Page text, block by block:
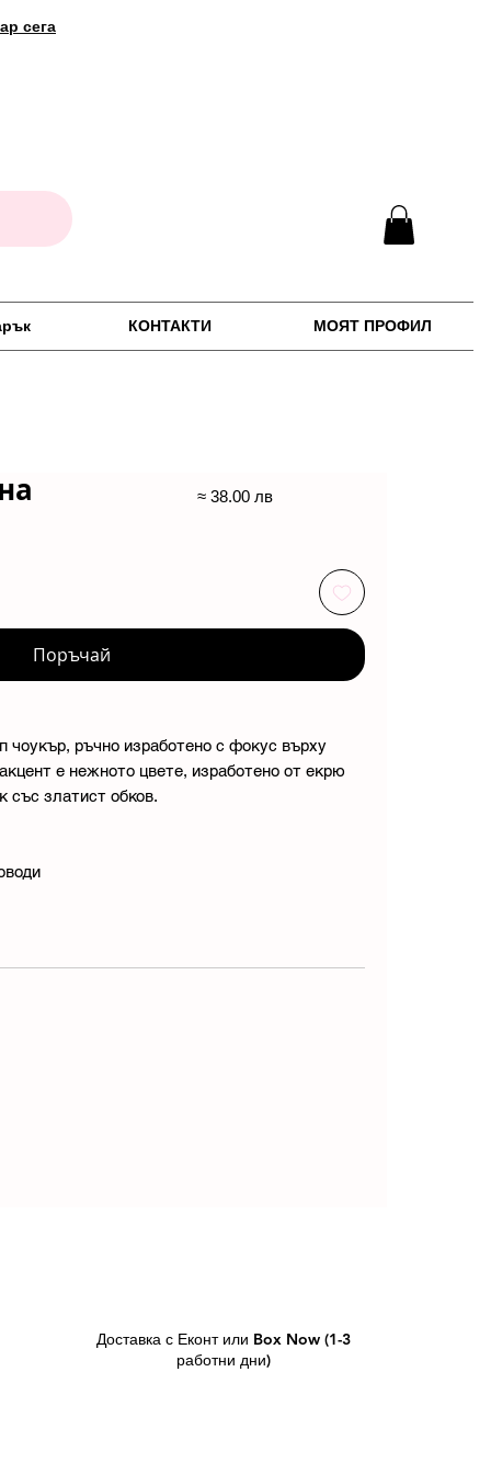
сега
КОНТАКТИ МОЯТ ПРОФИЛ
Поръчай
чоукър, ръчно изработено с фокус върху
е нежното цвете, изработено от екрю
със златист обков.
≈ 38.00 лв
Доставка с Еконт или Box Now (1-3
работни дни)